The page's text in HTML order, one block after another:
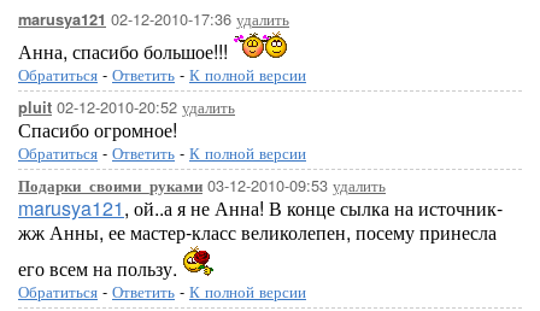
marusya121 02-12-2010-17:36 удалить
Анна, спасибо большое!!!
Обратиться - Ответить - К полной версии
pluit 02-12-2010-20:52 удалить
Спасибо огромное!
Обратиться - Ответить - К полной версии
Подарки_своими_руками 03-12-2010-09:53 удалить
marusya121, ой..а я не Анна! В конце сылка на источник-
жж Анны, ее мастер-класс великолепен, посему принесла
его всем на пользу.
Обратиться - Ответить - К полной версии